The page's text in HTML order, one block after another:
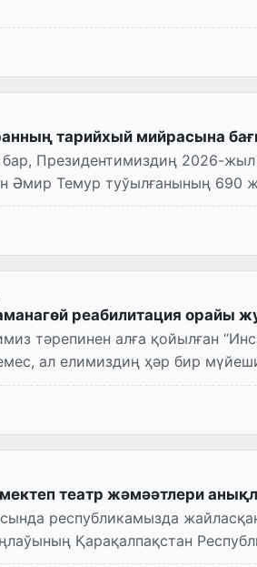
тарийхый мийрасына
Президентимиздиң 2026-
Әмир Темур туўылғанының 690
реабилитация орайы
тәрепинен алға қойылған
ал елимиздиң ҳәр бир
диаг...
театр жәмәәтлери
республикамызда
Қарақалпақстан